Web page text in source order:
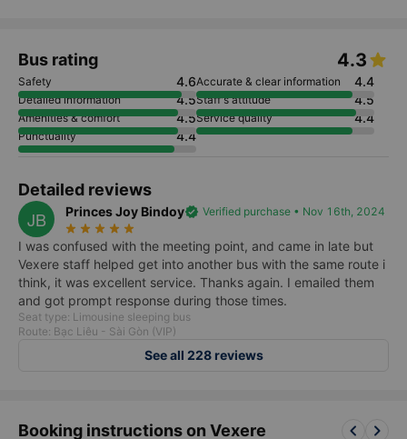
Bus rating 4.3
Safety 4.6Accurate & clear information 4.4
Detailed information 4.5Staff's attitude 4.5
Amenities & comfort 4.5Service quality 4.4
Punctuality 4.4
Detailed reviews
JB Princes Joy Bindoyverified Verified purchase • Nov 16th, 2024
star_rate star_rate star_rate star_rate star_rate
I was confused with the meeting point, and came in late but
Vexere staff helped get into another bus with the same route i
think, it was excellent service. Thanks again. I emailed them
and got prompt response during those times.
Seat type: Limousine sleeping bus
Route: Bạc Liêu - Sài Gòn (VIP)
See all 228 reviews
Booking instructions on Vexere keyboard_arrow_left keyboard_arrow_right